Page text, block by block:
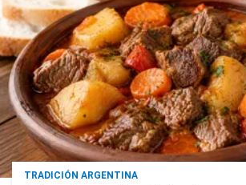
TRADICIÓN ARGENTINA